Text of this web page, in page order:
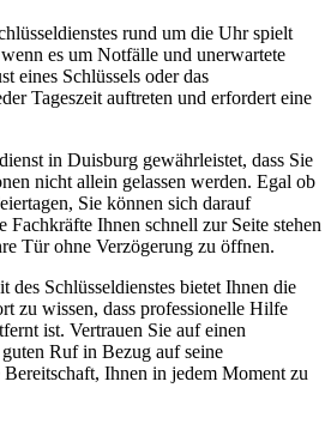
rund um die Uhr spielt
es um Notfälle und unerwartete
eines Schlüssels oder das
Tageszeit auftreten und erfordert eine
in Duisburg gewährleistet, dass Sie
nicht allein gelassen werden. Egal ob
Sie können sich darauf
Fachkräfte Ihnen schnell zur Seite stehen
Tür ohne Verzögerung zu öffnen.
des Schlüsseldienstes bietet Ihnen die
zu wissen, dass professionelle Hilfe
ist. Vertrauen Sie auf einen
Ruf in Bezug auf seine
Ihnen in jedem Moment zu